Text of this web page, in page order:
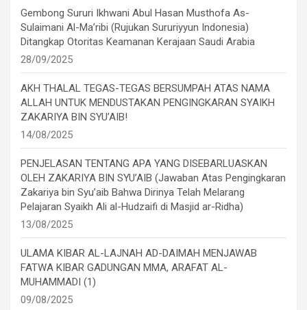
Gembong Sururi Ikhwani Abul Hasan Musthofa As-
Sulaimani Al-Ma’ribi (Rujukan Sururiyyun Indonesia)
Ditangkap Otoritas Keamanan Kerajaan Saudi Arabia
28/09/2025
AKH THALAL TEGAS-TEGAS BERSUMPAH ATAS NAMA
ALLAH UNTUK MENDUSTAKAN PENGINGKARAN SYAIKH
ZAKARIYA BIN SYU’AIB!
14/08/2025
PENJELASAN TENTANG APA YANG DISEBARLUASKAN
OLEH ZAKARIYA BIN SYU’AIB (Jawaban Atas Pengingkaran
Zakariya bin Syu’aib Bahwa Dirinya Telah Melarang
Pelajaran Syaikh Ali al-Hudzaifi di Masjid ar-Ridha)
13/08/2025
ULAMA KIBAR AL-LAJNAH AD-DAIMAH MENJAWAB
FATWA KIBAR GADUNGAN MMA, ARAFAT AL-
MUHAMMADI (1)
09/08/2025